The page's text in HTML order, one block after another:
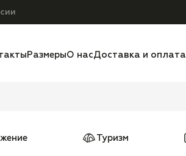
РазмерыО насДоставка и оплата
Туризм